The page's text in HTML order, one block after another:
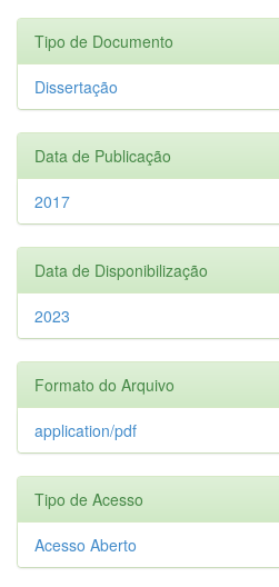
Tipo de Documento
Dissertação
Data de Publicação
2017
Data de Disponibilização
2023
Formato do Arquivo
application/pdf
Tipo de Acesso
Acesso Aberto